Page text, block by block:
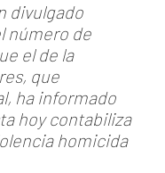
divulgado
número de
el de la
que
ha informado
hoy contabiliza
homicida